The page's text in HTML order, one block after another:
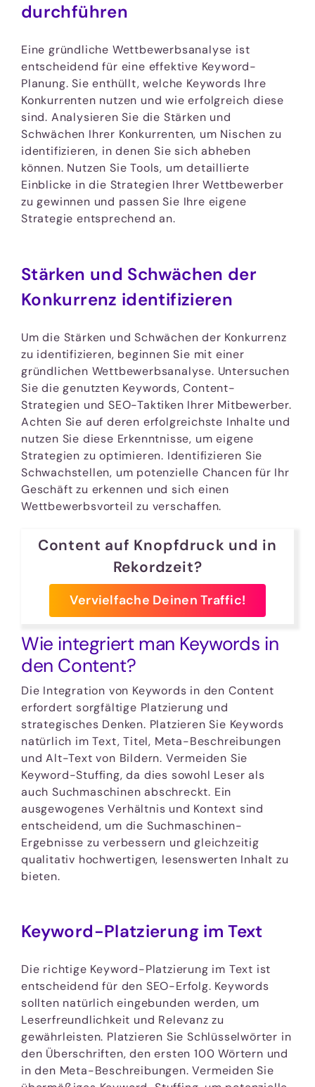
durchführen
Eine gründliche Wettbewerbsanalyse ist
entscheidend für eine effektive Keyword-
Planung. Sie enthüllt, welche Keywords Ihre
Konkurrenten nutzen und wie erfolgreich diese
sind. Analysieren Sie die Stärken und
Schwächen Ihrer Konkurrenten, um Nischen zu
identifizieren, in denen Sie sich abheben
können. Nutzen Sie Tools, um detaillierte
Einblicke in die Strategien Ihrer Wettbewerber
zu gewinnen und passen Sie Ihre eigene
Strategie entsprechend an.
Stärken und Schwächen der
Konkurrenz identifizieren
Um die Stärken und Schwächen der Konkurrenz
zu identifizieren, beginnen Sie mit einer
gründlichen Wettbewerbsanalyse. Untersuchen
Sie die genutzten Keywords, Content-
Strategien und SEO-Taktiken Ihrer Mitbewerber.
Achten Sie auf deren erfolgreichste Inhalte und
nutzen Sie diese Erkenntnisse, um eigene
Strategien zu optimieren. Identifizieren Sie
Schwachstellen, um potenzielle Chancen für Ihr
Geschäft zu erkennen und sich einen
Wettbewerbsvorteil zu verschaffen.
Content auf Knopfdruck und in
Rekordzeit?
Vervielfache Deinen Traffic!
Wie integriert man Keywords in
den Content?
Die Integration von Keywords in den Content
erfordert sorgfältige Platzierung und
strategisches Denken. Platzieren Sie Keywords
natürlich im Text, Titel, Meta-Beschreibungen
und Alt-Text von Bildern. Vermeiden Sie
Keyword-Stuffing, da dies sowohl Leser als
auch Suchmaschinen abschreckt. Ein
ausgewogenes Verhältnis und Kontext sind
entscheidend, um die Suchmaschinen-
Ergebnisse zu verbessern und gleichzeitig
qualitativ hochwertigen, lesenswerten Inhalt zu
bieten.
Keyword-Platzierung im Text
Die richtige Keyword-Platzierung im Text ist
entscheidend für den SEO-Erfolg. Keywords
sollten natürlich eingebunden werden, um
Leserfreundlichkeit und Relevanz zu
gewährleisten. Platzieren Sie Schlüsselwörter in
den Überschriften, den ersten 100 Wörtern und
in den Meta-Beschreibungen. Vermeiden Sie